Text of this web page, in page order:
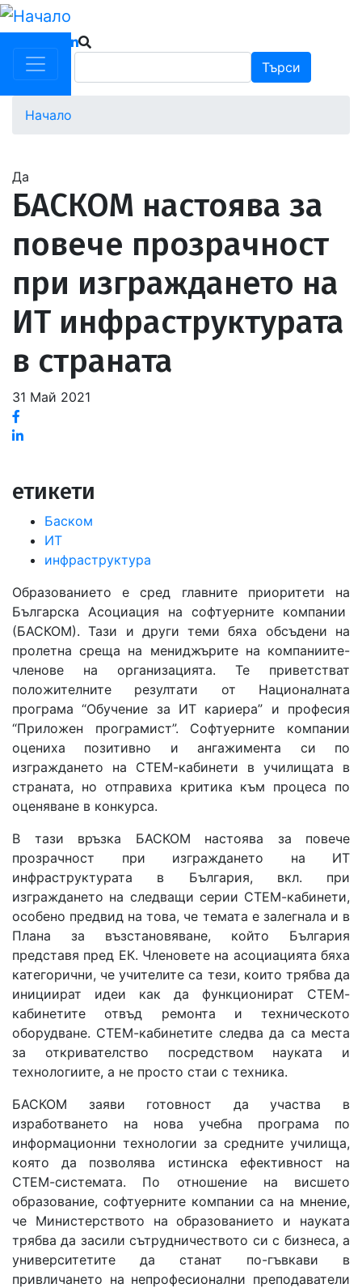
Премини
към
основното
съдържание
Търси
Начало
снимка
Да
БАСКОМ настоява за
повече прозрачност
при изграждането на
ИТ инфраструктурата
в страната
31 Май 2021
етикети
Баском
ИТ
инфраструктура
Образованието e сред главните приоритети на
Българска Aсоциация на софтуерните компании
(БАСКОМ). Тази и други теми бяха обсъдени на
пролетна среща на мениджърите на компаниите-
членове на организацията. Те приветстват
положителните резултати от Националната
програма “Обучение за ИТ кариера” и професия
“Приложен програмист”. Софтуерните компании
оцениха позитивно и ангажимента си по
изграждането на СТЕМ-кабинети в училищата в
страната, но отправиха критика към процеса по
оценяване в конкурса.
В тази връзка БАСКОМ настоява за повече
прозрачност при изграждането на ИТ
инфраструктурата в България, вкл. при
изграждането на следващи серии СТЕМ-кабинети,
особено предвид на това, че темата е залегнала и в
Плана за възстановяване, който България
представя пред ЕК. Членовете на асоциацията бяха
категорични, че учителите са тези, които трябва да
инициират идеи как да функционират СТЕМ-
кабинетите отвъд ремонта и техническото
оборудване. СТЕМ-кабинетите следва да са места
за откривателство посредством науката и
технологиите, а не просто стаи с техника.
БАСКОМ заяви готовност да участва в
изработването на нова учебна програма по
информационни технологии за средните училища,
която да позволява истинска ефективност на
СТЕМ-системата. По отношение на висшето
образование, софтуерните компании са на мнение,
че Министерството на образованието и науката
трябва да засили сътрудничеството си с бизнеса, а
университетите да станат по-гъвкави в
привличането на непрофесионални преподаватели